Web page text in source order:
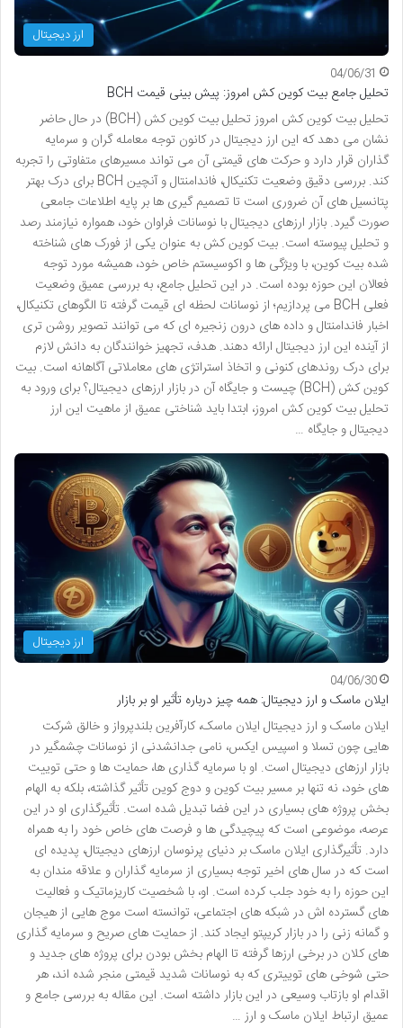
ارز دیجیتال
04/06/31
تحلیل جامع بیت کوین کش امروز: پیش بینی قیمت BCH
تحلیل بیت کوین کش امروز تحلیل بیت کوین کش (BCH) در حال حاضر
نشان می دهد که این ارز دیجیتال در کانون توجه معامله گران و سرمایه
گذاران قرار دارد و حرکت های قیمتی آن می تواند مسیرهای متفاوتی را تجربه
کند. بررسی دقیق وضعیت تکنیکال، فاندامنتال و آنچین BCH برای درک بهتر
پتانسیل های آن ضروری است تا تصمیم گیری ها بر پایه اطلاعات جامعی
صورت گیرد. بازار ارزهای دیجیتال با نوسانات فراوان خود، همواره نیازمند رصد
و تحلیل پیوسته است. بیت کوین کش به عنوان یکی از فورک های شناخته
شده بیت کوین، با ویژگی ها و اکوسیستم خاص خود، همیشه مورد توجه
فعالان این حوزه بوده است. در این تحلیل جامع، به بررسی عمیق وضعیت
فعلی BCH می پردازیم؛ از نوسانات لحظه ای قیمت گرفته تا الگوهای تکنیکال،
اخبار فاندامنتال و داده های درون زنجیره ای که می توانند تصویر روشن تری
از آینده این ارز دیجیتال ارائه دهند. هدف، تجهیز خوانندگان به دانش لازم
برای درک روندهای کنونی و اتخاذ استراتژی های معاملاتی آگاهانه است. بیت
کوین کش (BCH) چیست و جایگاه آن در بازار ارزهای دیجیتال؟ برای ورود به
تحلیل بیت کوین کش امروز، ابتدا باید شناختی عمیق از ماهیت این ارز
دیجیتال و جایگاه …
ارز دیجیتال
04/06/30
ایلان ماسک و ارز دیجیتال: همه چیز درباره تأثیر او بر بازار
ایلان ماسک و ارز دیجیتال ایلان ماسک، کارآفرین بلندپرواز و خالق شرکت
هایی چون تسلا و اسپیس ایکس، نامی جدانشدنی از نوسانات چشمگیر در
بازار ارزهای دیجیتال است. او با سرمایه گذاری ها، حمایت ها و حتی توییت
های خود، نه تنها بر مسیر بیت کوین و دوج کوین تأثیر گذاشته، بلکه به الهام
بخش پروژه های بسیاری در این فضا تبدیل شده است. تأثیرگذاری او در این
عرصه، موضوعی است که پیچیدگی ها و فرصت های خاص خود را به همراه
دارد. تأثیرگذاری ایلان ماسک بر دنیای پرنوسان ارزهای دیجیتال، پدیده ای
است که در سال های اخیر توجه بسیاری از سرمایه گذاران و علاقه مندان به
این حوزه را به خود جلب کرده است. او، با شخصیت کاریزماتیک و فعالیت
های گسترده اش در شبکه های اجتماعی، توانسته است موج هایی از هیجان
و گمانه زنی را در بازار کریپتو ایجاد کند. از حمایت های صریح و سرمایه گذاری
های کلان در برخی ارزها گرفته تا الهام بخش بودن برای پروژه های جدید و
حتی شوخی های توییتری که به نوسانات شدید قیمتی منجر شده اند، هر
اقدام او بازتاب وسیعی در این بازار داشته است. این مقاله به بررسی جامع و
عمیق ارتباط ایلان ماسک و ارز …